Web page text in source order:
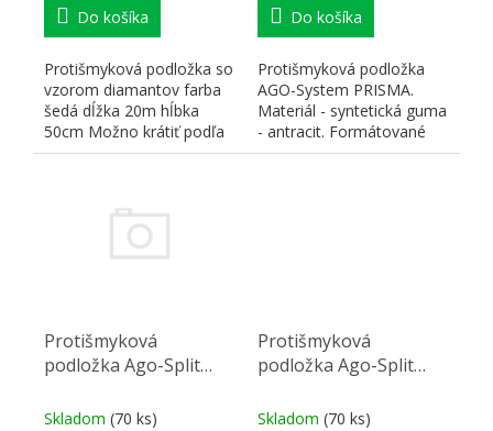
Do košíka
Protišmyková podložka so
vzorom diamantov farba
šedá dĺžka 20m hĺbka
50cm Možno krátiť podľa
šírky zásuvky
Do košíka
Protišmyková podložka
AGO-System PRISMA.
Materiál - syntetická guma
- antracit. Formátované
pre zásuvky Strong Box...
Protišmyková
podložka Ago-Split
Skladom (70 ks)
Protišmyková
podložka Ago-Split
Skladom (70 ks)